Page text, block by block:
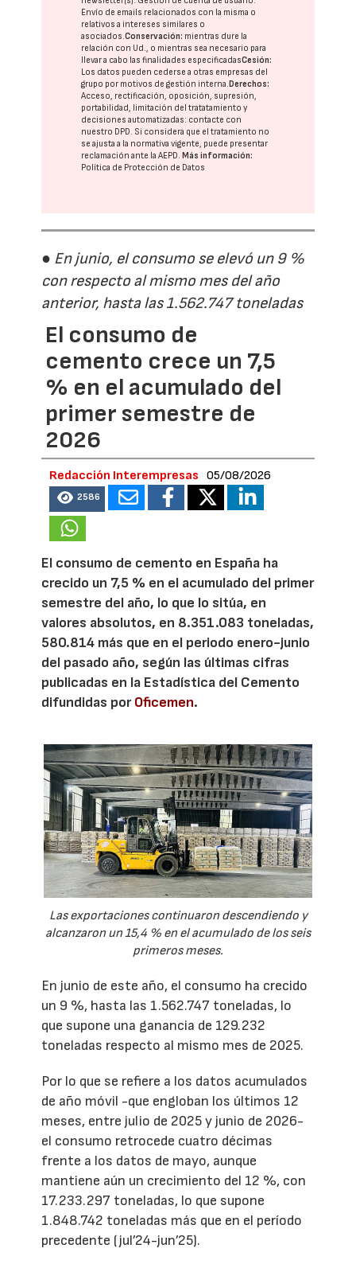
Envío de emails relacionados con la misma o
relativos a intereses similares o
asociados.Conservación: mientras dure la
relación con Ud., o mientras sea necesario para
llevar a cabo las finalidades especificadasCesión:
Los datos pueden cederse a otras empresas del
grupo por motivos de gestión interna. Derechos:
Acceso, rectificación, oposición, supresión,
portabilidad, limitación del tratatamiento y
decisiones automatizadas: contacte con
nuestro DPD. Si considera que el tratamiento no
se ajusta a la normativa vigente, puede presentar
reclamación ante laAEPD. Más información:
Política de Protección de Datos
● En junio, el consumo se elevó un 9 %
con respecto al mismo mes del año
anterior, hasta las 1.562.747 toneladas
El consumo de
cemento crece un 7,5
% en el acumulado del
primer semestre de
2026
Redacción Interempresas 05/08/2026
2586
El consumo de cemento en España ha
crecido un 7,5 % en el acumulado del primer
semestre del año, lo que lo sitúa, en
valores absolutos, en 8.351.083 toneladas,
580.814 más que en el periodo enero-junio
del pasado año, según las últimas cifras
publicadas en la Estadística del Cemento
difundidas porOficemen.
Las exportaciones continuaron descendiendo y
alcanzaron un 15,4 % en el acumulado de los seis
primeros meses.
En junio de este año, el consumo ha crecido
un 9 %, hasta las 1.562.747 toneladas, lo
que supone una ganancia de 129.232
toneladas respecto al mismo mes de 2025.
Por lo que se refiere a los datos acumulados
de año móvil -que engloban los últimos 12
meses, entre julio de 2025 y junio de 2026-
el consumo retrocede cuatro décimas
frente a los datos de mayo, aunque
mantiene aún un crecimiento del 12 %, con
17.233.297 toneladas, lo que supone
1.848.742 toneladas más que en el período
precedente (jul’24-jun’25).